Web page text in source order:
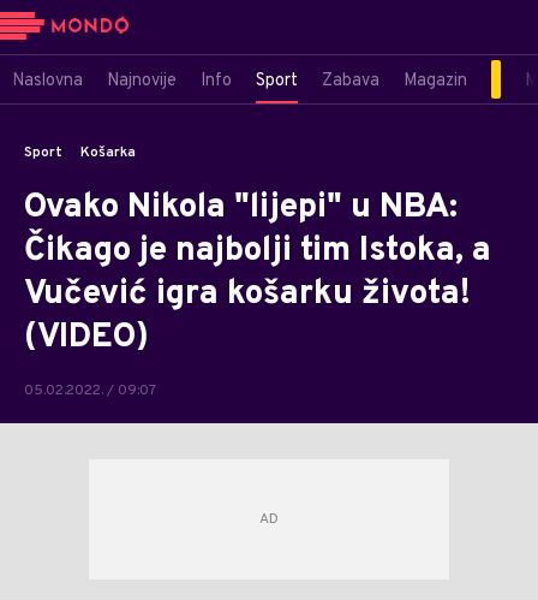
Naslovna Najnovije Info Sport Zabava Magazin
Sport Košarka
Ovako Nikola "lijepi" u NBA:
Čikago je najbolji tim Istoka, a
Vučević igra košarku života!
(VIDEO)
05.02.2022. / 09:07